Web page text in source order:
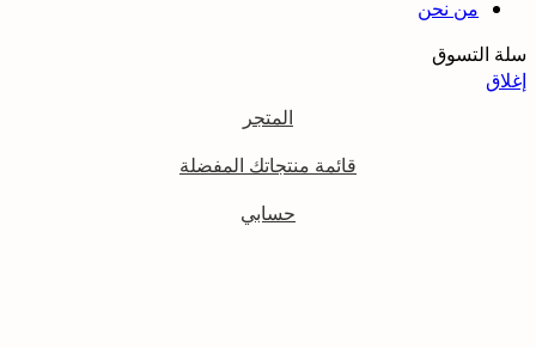
من نحن
سلة التسوق
إغلاق
المتجر
قائمة منتجاتك المفضلة
حسابي